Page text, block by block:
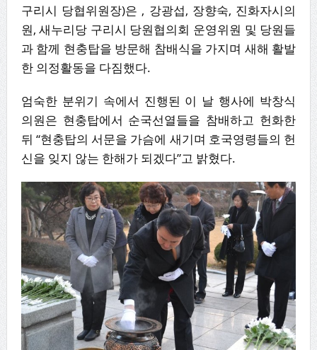
구리시 당협위원장)은 , 강광섭, 장향숙, 진화자시의
원, 새누리당 구리시 당원협의회 운영위원 및 당원들
과 함께 현충탑을 방문해 참배식을 가지며 새해 활발
한 의정활동을 다짐했다.
엄숙한 분위기 속에서 진행된 이 날 행사에 박창식
의원은 현충탑에서 순국선열들을 참배하고 헌화한
뒤 “현충탑의 서문을 가슴에 새기며 호국영령들의 헌
신을 잊지 않는 한해가 되겠다”고 밝혔다.